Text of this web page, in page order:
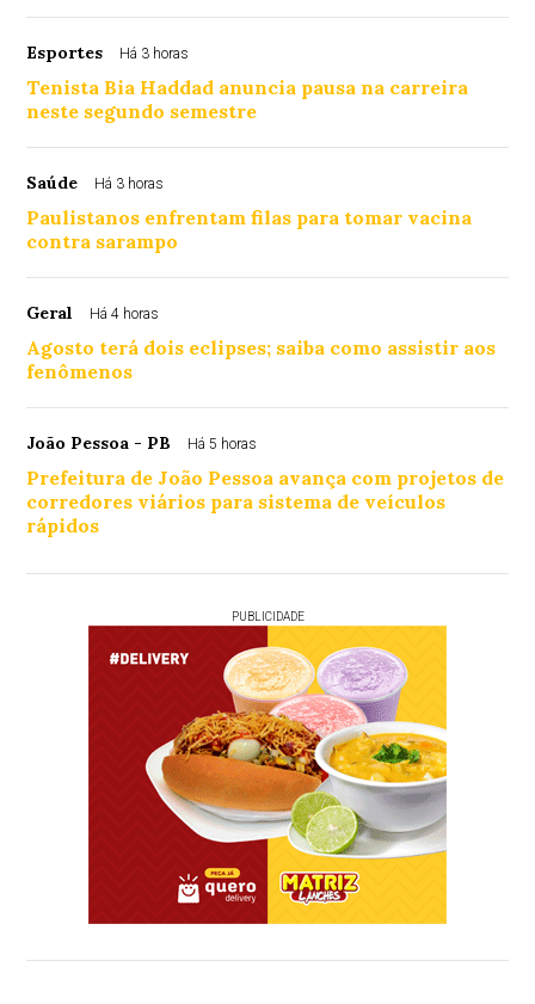
Esportes Há 3 horas
Tenista Bia Haddad anuncia pausa na carreira
neste segundo semestre
Saúde Há 3 horas
Paulistanos enfrentam filas para tomar vacina
contra sarampo
Geral Há 4 horas
Agosto terá dois eclipses; saiba como assistir aos
fenômenos
João Pessoa - PB Há 5 horas
Prefeitura de João Pessoa avança com projetos de
corredores viários para sistema de veículos
rápidos
PUBLICIDADE